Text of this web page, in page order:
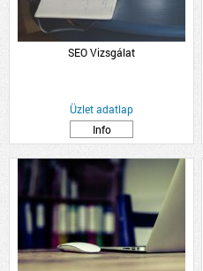
SEO Vizsgálat
Üzlet adatlap
Info